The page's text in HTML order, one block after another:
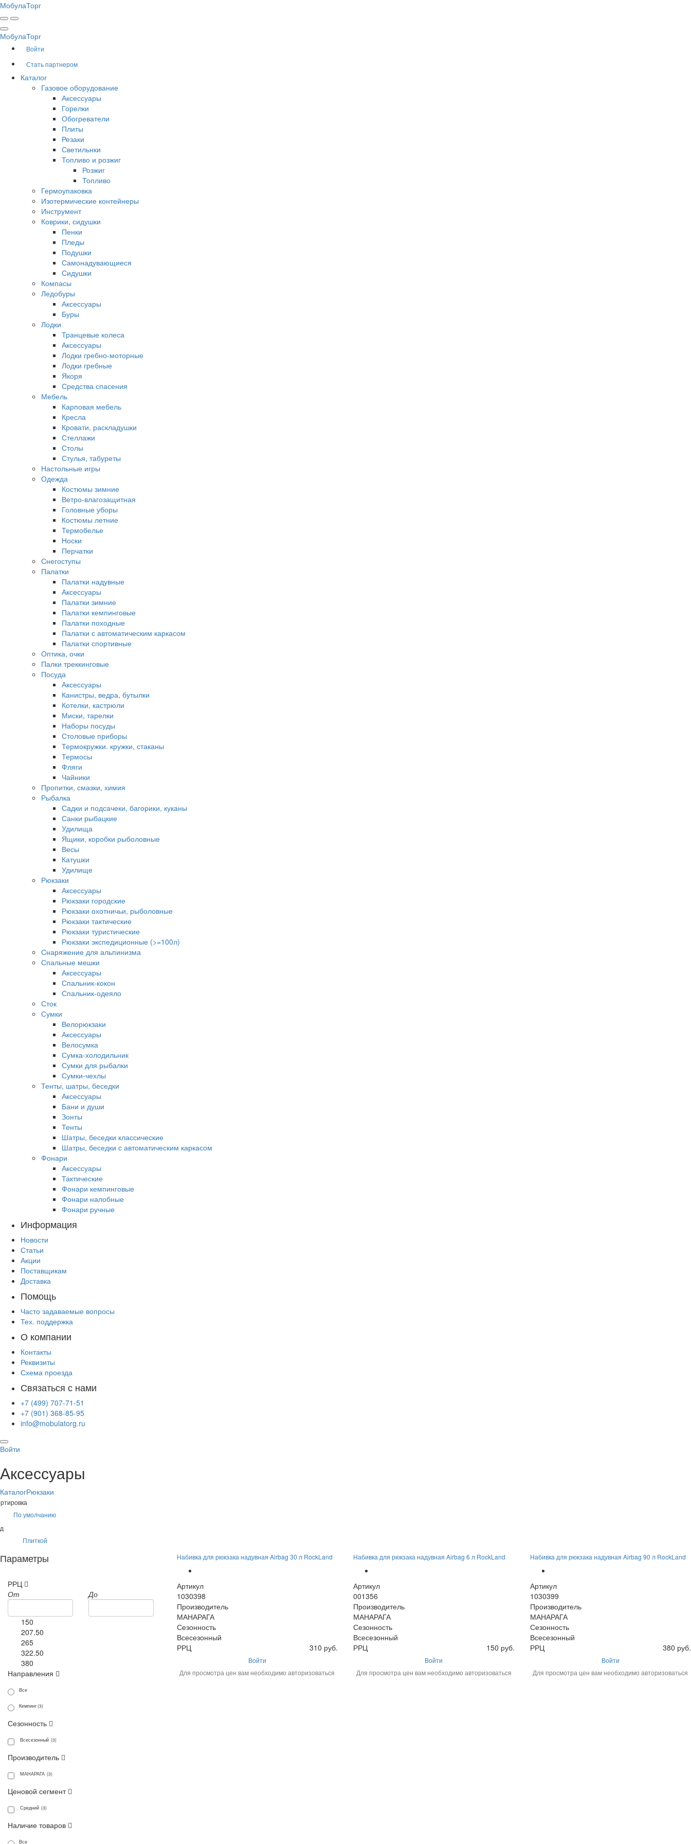
МобулаТорг
МобулаТорг
Войти
Стать партнером
Каталог
Газовое оборудование
Аксессуары
Горелки
Обогреватели
Плиты
Резаки
Светильнки
Топливо и розжиг
Розжиг
Топливо
Гермоупаковка
Изотермические контейнеры
Инструмент
Коврики, сидушки
Пенки
Пледы
Подушки
Самонадувающиеся
Сидушки
Компасы
Ледобуры
Аксессуары
Буры
Лодки
Транцевые колеса
Аксессуары
Лодки гребно-моторные
Лодки гребные
Якоря
Средства спасения
Мебель
Карповая мебель
Кресла
Кровати, раскладушки
Стеллажи
Столы
Стулья, табуреты
Настольные игры
Одежда
Костюмы зимние
Ветро-влагозащитная
Головные уборы
Костюмы летние
Термобелье
Носки
Перчатки
Снегоступы
Палатки
Палатки надувные
Аксессуары
Палатки зимние
Палатки кемпинговые
Палатки походные
Палатки с автоматическим каркасом
Палатки спортивные
Оптика, очки
Палки треккинговые
Посуда
Аксессуары
Канистры, ведра, бутылки
Котелки, кастрюли
Миски, тарелки
Наборы посуды
Столовые приборы
Термокружки. кружки, стаканы
Термосы
Фляги
Чайники
Пропитки, смазки, химия
Рыбалка
Садки и подсачеки, багорики, куканы
Санки рыбацкие
Удилища
Ящики, коробки рыболовные
Весы
Катушки
Удилище
Рюкзаки
Аксессуары
Рюкзаки городские
Рюкзаки охотничьи, рыболовные
Рюкзаки тактические
Рюкзаки туристические
Рюкзаки экспедиционные (>=100л)
Снаряжение для альпинизма
Спальные мешки
Аксессуары
Спальник-кокон
Спальник-одеяло
Сток
Сумки
Велорюкзаки
Аксессуары
Велосумка
Сумка-холодильник
Сумки для рыбалки
Сумки-чехлы
Тенты, шатры, беседки
Аксессуары
Бани и души
Зонты
Тенты
Шатры, беседки классические
Шатры, беседки с автоматическим каркасом
Фонари
Аксессуары
Тактические
Фонари кемпинговые
Фонари налобные
Фонари ручные
Информация
Новости
Статьи
Акции
Поставщикам
Доставка
Помощь
Часто задаваемые вопросы
Тех. поддержка
О компании
Контакты
Реквизиты
Схема проезда
Связаться с нами
+7 (499) 707-71-51
+7 (901) 368-85-95
info@mobulatorg.ru
Войти
Аксессуары
КаталогРюкзаки
По умолчанию
Плиткой
Параметры
РРЦ
От
До
150
207.50
265
322.50
380
Направления
Все
Кемпинг (3)
Сезонность
Всесезонный (3)
Производитель
МАНАРАГА (3)
Ценовой сегмент
Средний (3)
Наличие товаров
Все
Набивка для рюкзака надувная Airbag 30 л RockLand
Артикул
1030398
Производитель
МАНАРАГА
Сезонность
Всесезонный
РРЦ
310 руб.
Войти
Для просмотра цен вам необходимо авторизоваться
Набивка для рюкзака надувная Airbag 6 л RockLand
Артикул
001356
Производитель
МАНАРАГА
Сезонность
Всесезонный
РРЦ
150 руб.
Войти
Для просмотра цен вам необходимо авторизоваться
Набивка для рюкзака надувная Airbag 90 л RockLand
Артикул
1030399
Производитель
МАНАРАГА
Сезонность
Всесезонный
РРЦ
380 руб.
Войти
Для просмотра цен вам необходимо авторизоваться